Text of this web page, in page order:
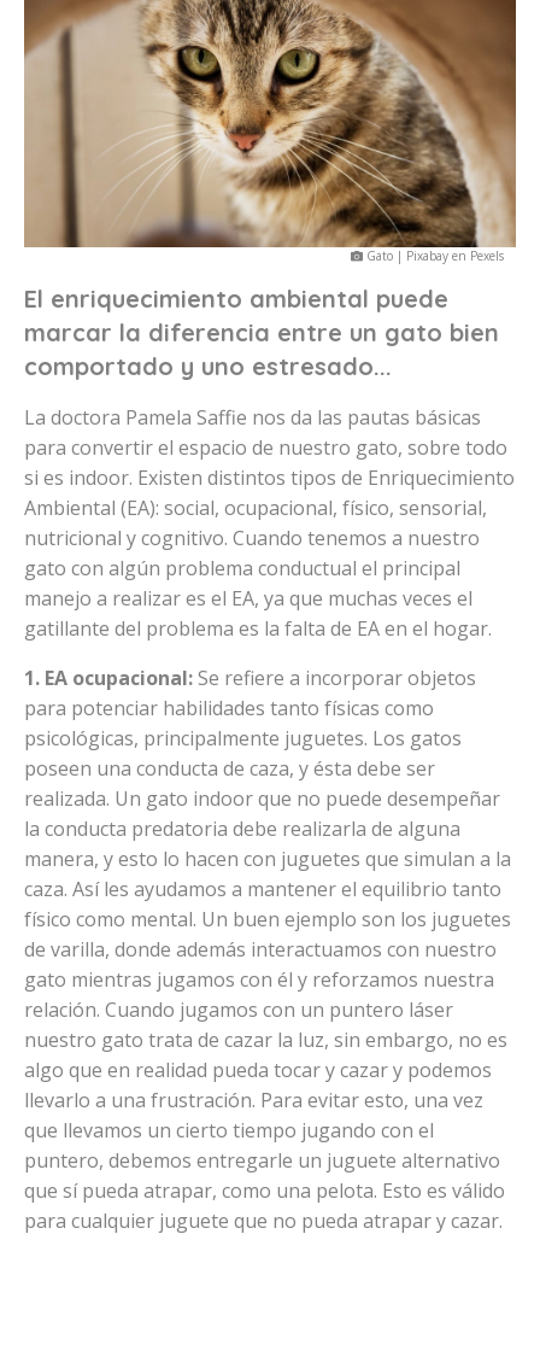
Gato | Pixabay en Pexels
El enriquecimiento ambiental puede
marcar la diferencia entre un gato bien
comportado y uno estresado...
La doctora Pamela Saffie nos da las pautas básicas
para convertir el espacio de nuestro gato, sobre todo
si es indoor. Existen distintos tipos de Enriquecimiento
Ambiental (EA): social, ocupacional, físico, sensorial,
nutricional y cognitivo. Cuando tenemos a nuestro
gato con algún problema conductual el principal
manejo a realizar es el EA, ya que muchas veces el
gatillante del problema es la falta de EA en el hogar.
1. EA ocupacional:Se refiere a incorporar objetos
para potenciar habilidades tanto físicas como
psicológicas, principalmente juguetes. Los gatos
poseen una conducta de caza, y ésta debe ser
realizada. Un gato indoor que no puede desempeñar
la conducta predatoria debe realizarla de alguna
manera, y esto lo hacen con juguetes que simulan a la
caza. Así les ayudamos a mantener el equilibrio tanto
físico como mental. Un buen ejemplo son los juguetes
de varilla, donde además interactuamos con nuestro
gato mientras jugamos con él y reforzamos nuestra
relación. Cuando jugamos con un puntero láser
nuestro gato trata de cazar la luz, sin embargo, no es
algo que en realidad pueda tocar y cazar y podemos
llevarlo a una frustración. Para evitar esto, una vez
que llevamos un cierto tiempo jugando con el
puntero, debemos entregarle un juguete alternativo
que sí pueda atrapar, como una pelota. Esto es válido
para cualquier juguete que no pueda atrapar y cazar.